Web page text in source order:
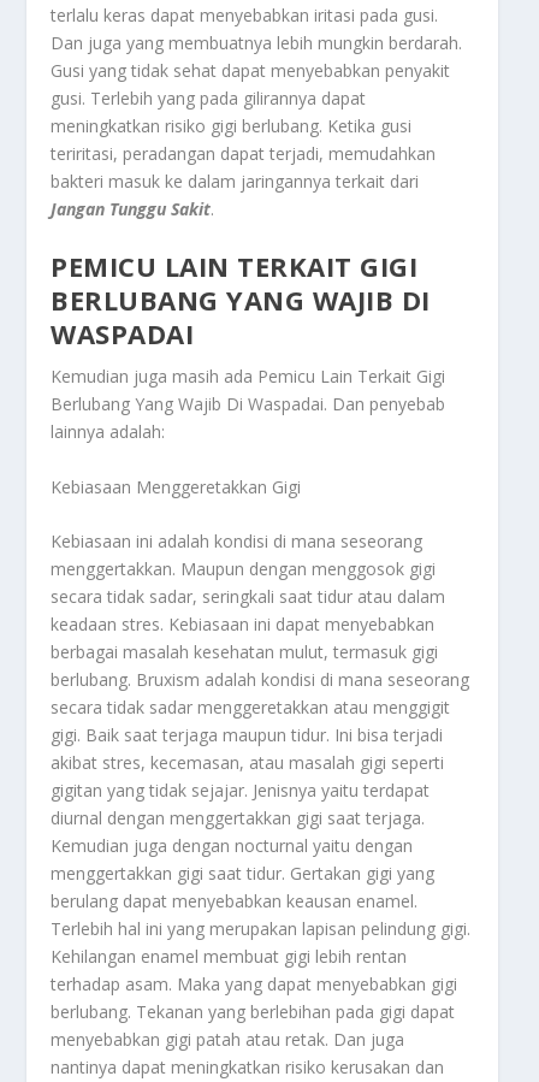
terlalu keras dapat menyebabkan iritasi pada gusi.
Dan juga yang membuatnya lebih mungkin berdarah.
Gusi yang tidak sehat dapat menyebabkan penyakit
gusi. Terlebih yang pada gilirannya dapat
meningkatkan risiko gigi berlubang. Ketika gusi
teriritasi, peradangan dapat terjadi, memudahkan
bakteri masuk ke dalam jaringannya terkait dari
Jangan Tunggu Sakit.
PEMICU LAIN TERKAIT GIGI
BERLUBANG YANG WAJIB DI
WASPADAI
Kemudian juga masih ada Pemicu Lain Terkait Gigi
Berlubang Yang Wajib Di Waspadai. Dan penyebab
lainnya adalah:
Kebiasaan Menggeretakkan Gigi
Kebiasaan ini adalah kondisi di mana seseorang
menggertakkan. Maupun dengan menggosok gigi
secara tidak sadar, seringkali saat tidur atau dalam
keadaan stres. Kebiasaan ini dapat menyebabkan
berbagai masalah kesehatan mulut, termasuk gigi
berlubang. Bruxism adalah kondisi di mana seseorang
secara tidak sadar menggeretakkan atau menggigit
gigi. Baik saat terjaga maupun tidur. Ini bisa terjadi
akibat stres, kecemasan, atau masalah gigi seperti
gigitan yang tidak sejajar. Jenisnya yaitu terdapat
diurnal dengan menggertakkan gigi saat terjaga.
Kemudian juga dengan nocturnal yaitu dengan
menggertakkan gigi saat tidur. Gertakan gigi yang
berulang dapat menyebabkan keausan enamel.
Terlebih hal ini yang merupakan lapisan pelindung gigi.
Kehilangan enamel membuat gigi lebih rentan
terhadap asam. Maka yang dapat menyebabkan gigi
berlubang. Tekanan yang berlebihan pada gigi dapat
menyebabkan gigi patah atau retak. Dan juga
nantinya dapat meningkatkan risiko kerusakan dan